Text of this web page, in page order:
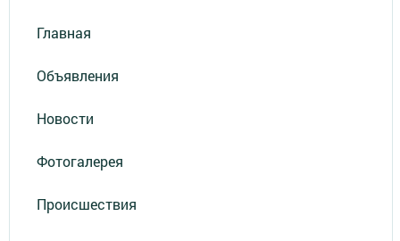
Главная
Объявления
Новости
Фотогалерея
Происшествия